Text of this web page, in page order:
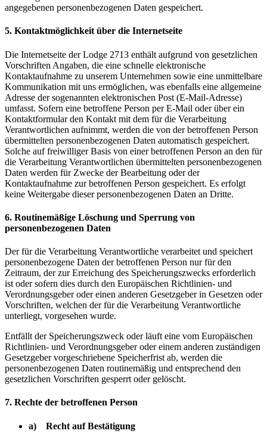
angegebenen personenbezogenen Daten gespeichert.
5. Kontaktmöglichkeit über die Internetseite
Die Internetseite der Lodge 2713 enthält aufgrund von gesetzlichen
Vorschriften Angaben, die eine schnelle elektronische
Kontaktaufnahme zu unserem Unternehmen sowie eine unmittelbare
Kommunikation mit uns ermöglichen, was ebenfalls eine allgemeine
Adresse der sogenannten elektronischen Post (E-Mail-Adresse)
umfasst. Sofern eine betroffene Person per E-Mail oder über ein
Kontaktformular den Kontakt mit dem für die Verarbeitung
Verantwortlichen aufnimmt, werden die von der betroffenen Person
übermittelten personenbezogenen Daten automatisch gespeichert.
Solche auf freiwilliger Basis von einer betroffenen Person an den für
die Verarbeitung Verantwortlichen übermittelten personenbezogenen
Daten werden für Zwecke der Bearbeitung oder der
Kontaktaufnahme zur betroffenen Person gespeichert. Es erfolgt
keine Weitergabe dieser personenbezogenen Daten an Dritte.
6. Routinemäßige Löschung und Sperrung von
personenbezogenen Daten
Der für die Verarbeitung Verantwortliche verarbeitet und speichert
personenbezogene Daten der betroffenen Person nur für den
Zeitraum, der zur Erreichung des Speicherungszwecks erforderlich
ist oder sofern dies durch den Europäischen Richtlinien- und
Verordnungsgeber oder einen anderen Gesetzgeber in Gesetzen oder
Vorschriften, welchen der für die Verarbeitung Verantwortliche
unterliegt, vorgesehen wurde.
Entfällt der Speicherungszweck oder läuft eine vom Europäischen
Richtlinien- und Verordnungsgeber oder einem anderen zuständigen
Gesetzgeber vorgeschriebene Speicherfrist ab, werden die
personenbezogenen Daten routinemäßig und entsprechend den
gesetzlichen Vorschriften gesperrt oder gelöscht.
7. Rechte der betroffenen Person
a) Recht auf Bestätigung